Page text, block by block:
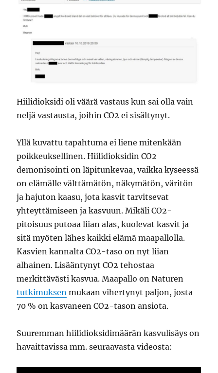
Hiilidioksidi oli väärä vastaus kun sai olla vain
neljä vastausta, joihin CO2 ei sisältynyt.
Yllä kuvattu tapahtuma ei liene mitenkään
poikkeuksellinen. Hiilidioksidin CO2
demonisointi on läpitunkevaa, vaikka kyseessä
on elämälle välttämätön, näkymätön, väritön
ja hajuton kaasu, jota kasvit tarvitsevat
yhteyttämiseen ja kasvuun. Mikäli CO2-
pitoisuus putoaa liian alas, kuolevat kasvit ja
sitä myöten lähes kaikki elämä maapallolla.
Kasvien kannalta CO2-taso on nyt liian
alhainen. Lisääntynyt CO2 tehostaa
merkittävästi kasvua. Maapallo on Naturen
tutkimuksen mukaan vihertynyt paljon, josta
70 % on kasvaneen CO2-tason ansiota.
Suuremman hiilidioksidimäärän kasvulisäys on
havaittavissa mm. seuraavasta videosta: